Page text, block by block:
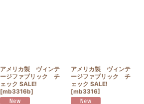
アメリカ製 ヴィンテ
ージファブリック チ
ェック SALE!
[mb3316b]
アメリカ製 ヴィンテ
ージファブリック チ
ェック SALE!
[mb3316]